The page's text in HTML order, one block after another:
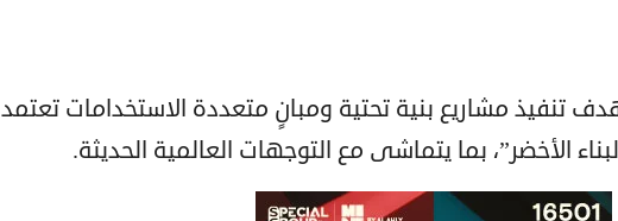
تنفيذ مشاريع بنية تحتية ومبانٍ متعددة الاستخدامات تعتمد
الأخضر”، بما يتماشى مع التوجهات العالمية الحديثة.